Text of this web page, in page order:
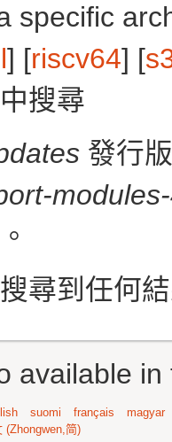
specific
] [riscv64] [
中搜尋
發行
尋到任何
available
suomi français
magyar
(Zhongwen,简)